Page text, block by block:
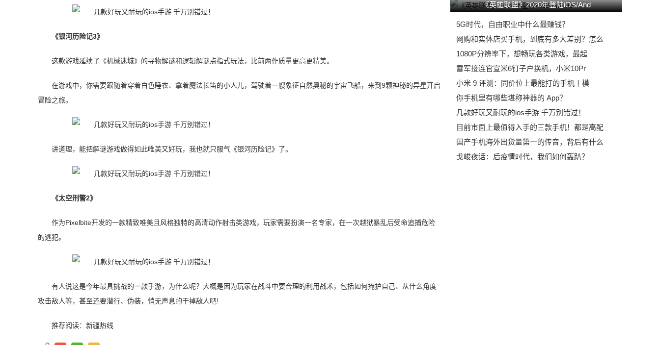
《银河历险记3》
这款游戏延续了《机械迷城》的寻物解谜和逻辑解谜点指式玩法，比前两作质量更高更精美。
在游戏中，你需要跟随着穿着白色睡衣、拿着魔法长笛的小人儿，驾驶着一艘象征自然奥秘的宇宙飞船，来到9颗神秘的异星开启
冒险之旅。
讲道理，能把解谜游戏做得如此唯美又好玩，我也就只服气《银河历险记》了。
《太空刑警2》
作为Pixelbite开发的一款精致唯美且风格独特的高清动作射击类游戏，玩家需要扮演一名专家，在一次越狱暴乱后受命追捕危险
的逃犯。
有人说这是今年最具挑战的一款手游，为什么呢？大概是因为玩家在战斗中要合理的利用战术，包括如何掩护自己、从什么角度
攻击敌人等，甚至还要潜行、伪装，悄无声息的干掉敌人吧!
推荐阅读： 新疆热线
《英雄联盟》2020年登陆iOS/And
5G时代，自由职业中什么最赚钱？
网购和实体店买手机，到底有多大差别？怎么
1080P分辨率下，想畅玩各类游戏，最起
雷军接连官宣米6钉子户换机，小米10Pr
小米 9 评测：同价位上最能打的手机丨模
你手机里有哪些堪称神器的 App？
几款好玩又耐玩的ios手游 千万别错过！
目前市面上最值得入手的三款手机！都是高配
国产手机海外出货量第一的传音，背后有什么
戈峻夜话：后疫情时代，我们如何轰趴？